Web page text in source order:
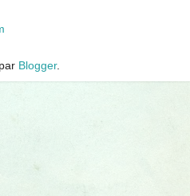
Blogger.